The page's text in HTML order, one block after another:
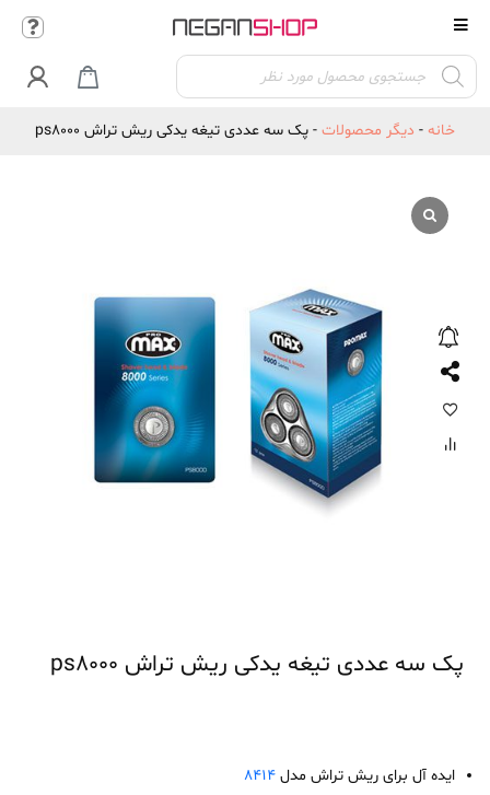
Products
search

خانه - دیگر محصولات - پک سه عددی تیغه یدکی ریش تراش ps8000
پک سه عددی تیغه یدکی ریش تراش ps8000
ایده آل برای ریش تراش مدل ۸۴۱۴